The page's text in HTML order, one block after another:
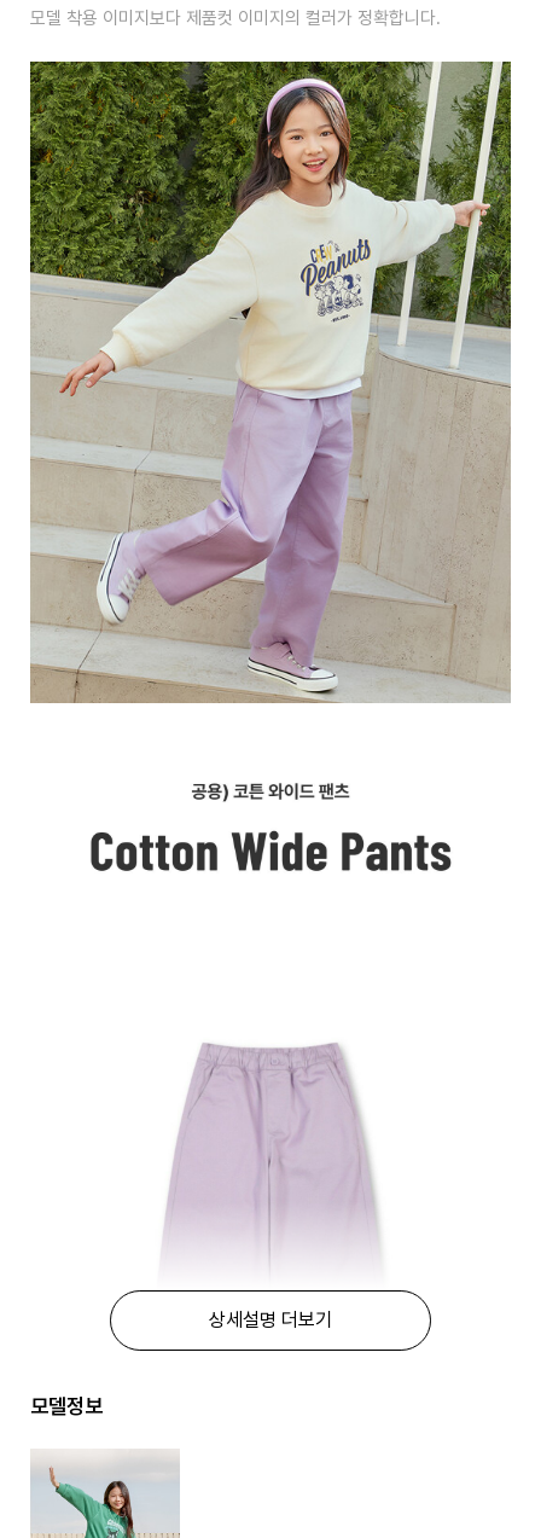
모델 착용 이미지보다 제품컷 이미지의 컬러가 정확합니다.
상세설명 더보기
모델정보